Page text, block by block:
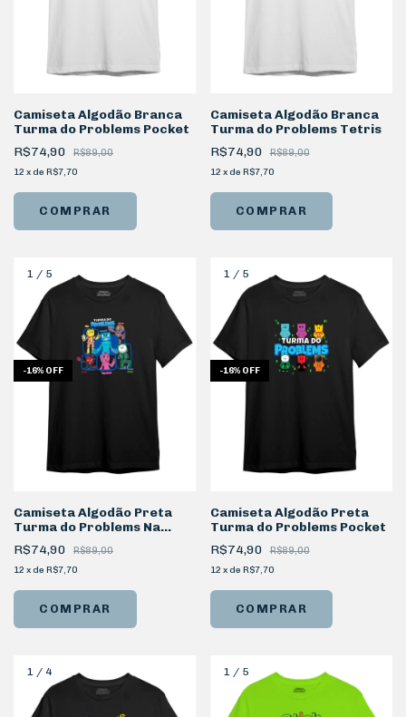
Camiseta Algodão Branca
Turma do Problems Pocket
R$74,90
R$89,00
12 x de R$7,70
COMPRAR
Camiseta Algodão Branca
Turma do Problems Tetris
R$74,90
R$89,00
12 x de R$7,70
COMPRAR
1 / 5
-16% OFF
Camiseta Algodão Preta
Turma do Problems Na
Telinha
R$74,90 R$89,00
12 x de R$7,70
COMPRAR
1/ 5
-16% OFF
Camiseta Algodão Preta
Turma do Problems Pocket
R$74,90
R$89,00
12 x de R$7,70
COMPRAR
1 / 4 1/ 5